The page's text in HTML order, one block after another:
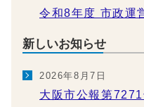
令和8年度 市政運
新しいお知らせ
2026年8月7日
大阪市公報第7271